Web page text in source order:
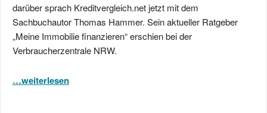
darüber sprach Kreditvergleich.net jetzt mit dem
Sachbuchautor Thomas Hammer. Sein aktueller Ratgeber
„Meine Immobilie finanzieren“ erschien bei der
Verbraucherzentrale NRW.
…weiterlesen